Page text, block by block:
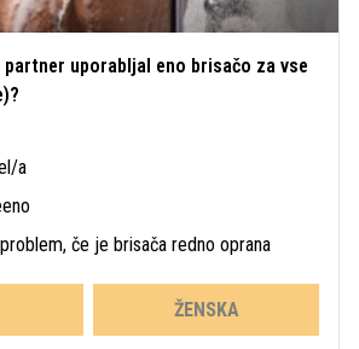
uporabljal eno brisačo za vse
a
če je brisača redno oprana
ŽENSKA